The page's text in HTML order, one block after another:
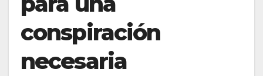
conspiración
necesaria